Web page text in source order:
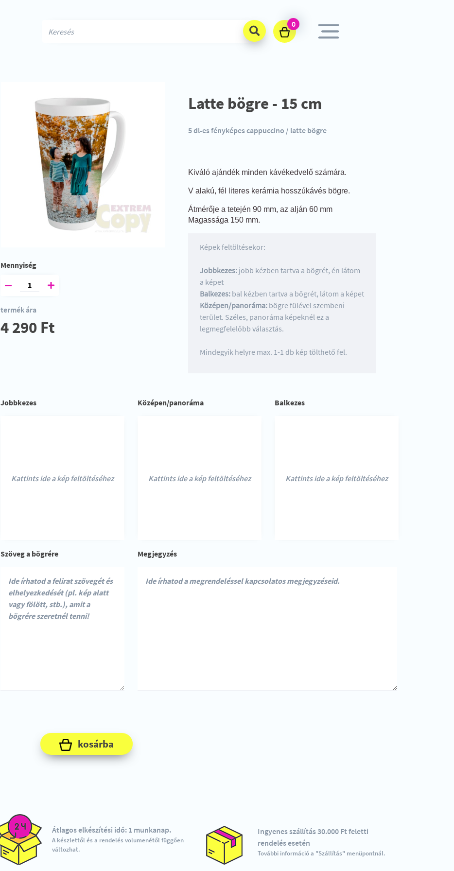
0
Mennyiség
termék ára
4 290 Ft
Latte bögre - 15 cm
5 dl-es fényképes cappuccino / latte bögre
Kiváló ajándék minden kávékedvelő számára.
V alakú, fél literes kerámia hosszúkávés bögre.
Átmérője a tetején 90 mm, az alján 60 mm
Magassága 150 mm.
Képek feltöltésekor:
Jobbkezes:jobb kézben tartva a bögrét, én látom
a képet
Balkezes:bal kézben tartva a bögrét, látom a képet
Középen/panoráma:bögre fülével szembeni
terület. Széles, panoráma képeknél ez a
legmegfelelőbb választás.
Mindegyik helyre max. 1-1 db kép tölthető fel.
Jobbkezes
Kattints ide a kép feltöltéséhez
Középen/panoráma
Kattints ide a kép feltöltéséhez
Balkezes
Kattints ide a kép feltöltéséhez
Szöveg a bögrére Megjegyzés
kosárba
Átlagos elkészítési idő: 1 munkanap.
A készlettől és a rendelés volumenétől függően
változhat.
Ingyenes szállítás 30.000 Ft feletti
rendelés esetén
További információ a "Szállítás" menüpontnál.